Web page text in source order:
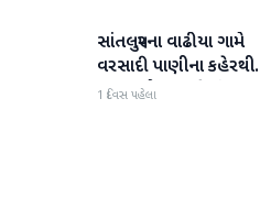
પાટણ
સાંતલપુરના વાઢીયા ગામે
વરસાદી પાણીના કહેરથી
ગ્રામજનો હાલાકીમાં
1 દિવસ પહેલા